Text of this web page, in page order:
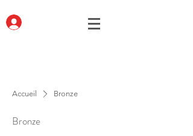
Accueil Bronze
Bronze